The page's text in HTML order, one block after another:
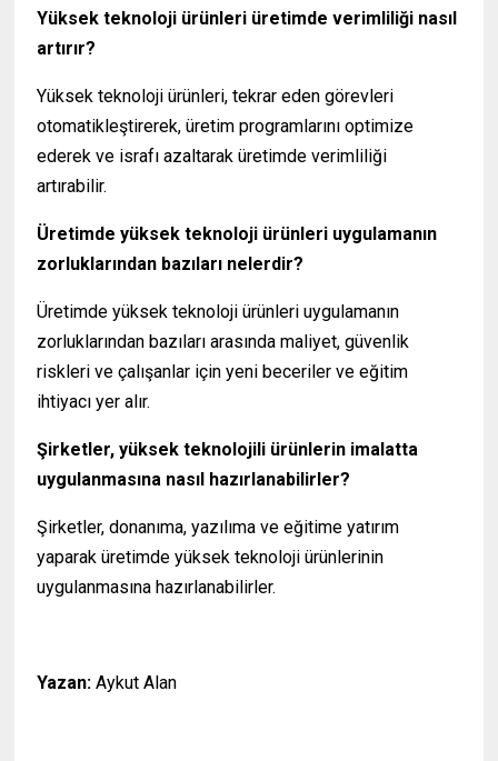
Yüksek teknoloji ürünleri üretimde verimliliği nasıl
artırır?
Yüksek teknoloji ürünleri, tekrar eden görevleri
otomatikleştirerek, üretim programlarını optimize
ederek ve israfı azaltarak üretimde verimliliği
artırabilir.
Üretimde yüksek teknoloji ürünleri uygulamanın
zorluklarından bazıları nelerdir?
Üretimde yüksek teknoloji ürünleri uygulamanın
zorluklarından bazıları arasında maliyet, güvenlik
riskleri ve çalışanlar için yeni beceriler ve eğitim
ihtiyacı yer alır.
Şirketler, yüksek teknolojili ürünlerin imalatta
uygulanmasına nasıl hazırlanabilirler?
Şirketler, donanıma, yazılıma ve eğitime yatırım
yaparak üretimde yüksek teknoloji ürünlerinin
uygulanmasına hazırlanabilirler.
Yazan:Aykut Alan